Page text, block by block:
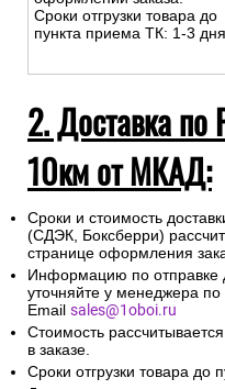
Сроки отгрузки товара до
пункта приема ТК: 1-3
2. Доставка
10км от МКАД:
Сроки и стоимость
(СДЭК, Боксберри)
странице оформления
Информацию по отправке
уточняйте у менеджера
Email sales@1oboi.ru
Стоимость
в заказе.
Сроки отгрузки товара до